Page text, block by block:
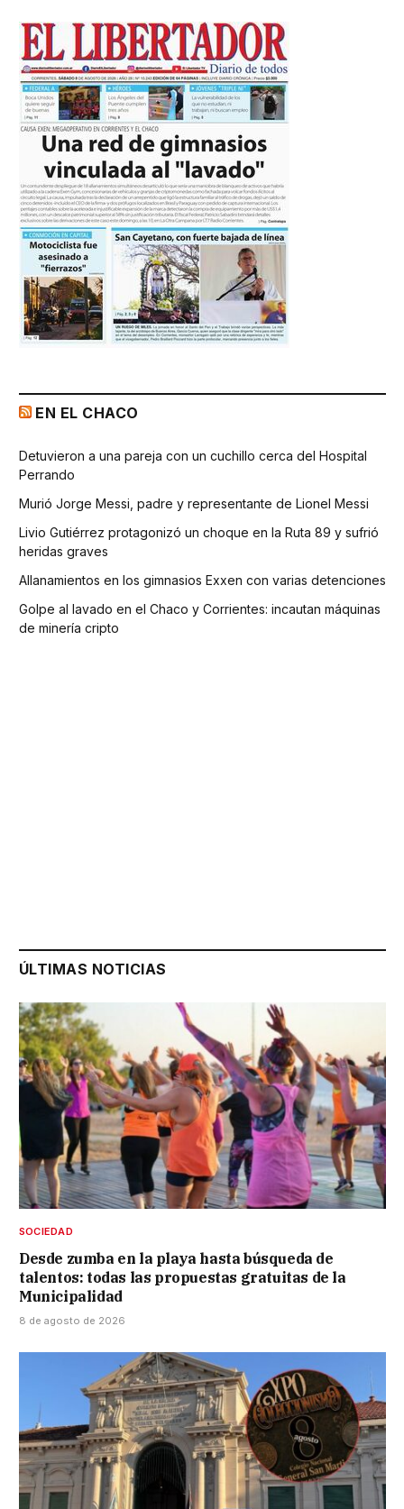
EN EL CHACO
Detuvieron a una pareja con un cuchillo cerca del Hospital
Perrando
Murió Jorge Messi, padre y representante de Lionel Messi
Livio Gutiérrez protagonizó un choque en la Ruta 89 y sufrió
heridas graves
Allanamientos en los gimnasios Exxen con varias detenciones
Golpe al lavado en el Chaco y Corrientes: incautan máquinas
de minería cripto
ÚLTIMAS NOTICIAS
SOCIEDAD
Desde zumba en la playa hasta búsqueda de
talentos: todas las propuestas gratuitas de la
Municipalidad
8 de agosto de 2026